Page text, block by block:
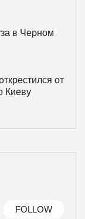
в Черном
от
Киеву
FOLLOW